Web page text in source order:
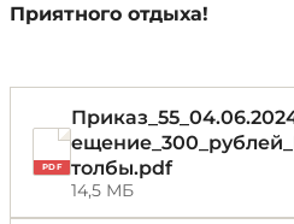
Приятного отдыха!
PDF
толбы.pdf
14,5 МБ